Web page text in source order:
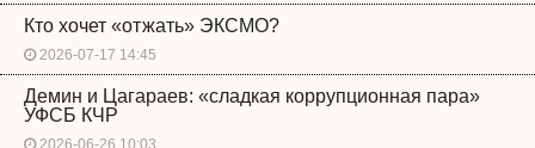
Кто хочет «отжать» ЭКСМО?
2026-07-17 14:45
Демин и Цагараев: «сладкая коррупционная пара»
УФСБ КЧР
2026-06-26 10:03